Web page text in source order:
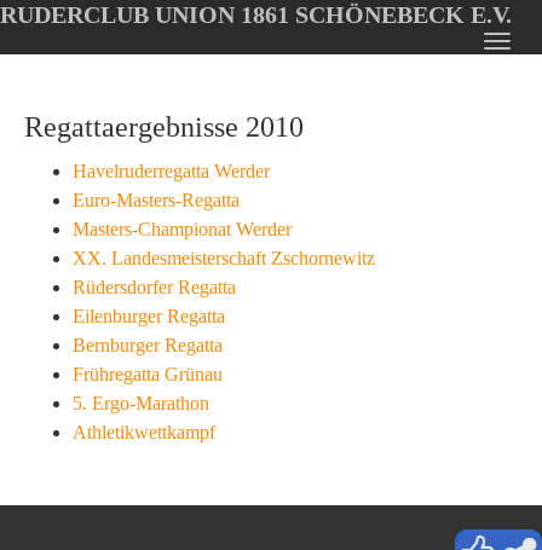
Oops, an error occurred! Code: 20260805134816361852e9
main
RUDERCLUB UNION 1861 SCHÖNEBECK E.V.
Regattaergebnisse 2010
Havelruderregatta Werder
Euro-Masters-Regatta
Masters-Championat Werder
XX. Landesmeisterschaft Zschornewitz
Rüdersdorfer Regatta
Eilenburger Regatta
Bernburger Regatta
Frühregatta Grünau
5. Ergo-Marathon
Athletikwettkampf